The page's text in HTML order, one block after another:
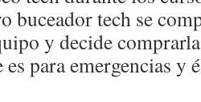
buceador tech se
y decide
para emergencias y